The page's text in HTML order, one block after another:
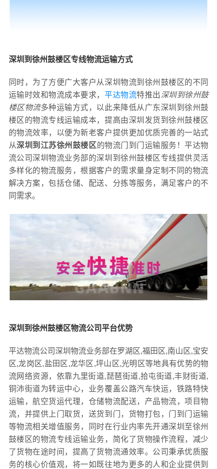
深圳到徐州鼓楼区专线物流运输方式
同时，为了方便广大客户从深圳物流到徐州鼓楼区的不同
运输时效和物流成本要求， 平达物流特推出 深圳到徐州鼓
楼区物流多种运输方式，以此来降低从广东深圳到徐州鼓
楼区的物流专线运输成本，提高由深圳发货到徐州鼓楼区
的物流效率，以便为新老客户提供更加优质完善的一站式
从深圳到江苏徐州鼓楼区的物流门到门运输服务！平达物
流公司深圳物流业务部的深圳到徐州鼓楼区专线提供灵活
多样化的物流服务，根据客户的需求量身定制不同的物流
解决方案，包括仓储、配送、分拣等服务，满足客户的不
同需求。
深圳到徐州鼓楼区物流公司平台优势
平达物流公司深圳物流业务部在罗湖区,福田区,南山区,宝安
区,龙岗区,盐田区,龙华区,坪山区,光明区等地具有优势的物
流网络资源，依靠九里街道,琵琶街道,拾屯街道,丰财街道,
铜沛街道为转运中心，业务覆盖公路汽车快运，铁路特快
运输，航空货运代理，仓储物流配送，产品物流，项目物
流，并提供上门取货，送货到门，货物打包，门到门运输
等物流相关增值服务，同时在行业内率先开通深圳至徐州
鼓楼区的物流专线运输业务，简化了货物操作流程，减少
了货物在途时间，提高了货物流通效率。公司秉承优质服
务的核心价值观，将一如既往地为更多的人和企业提供到